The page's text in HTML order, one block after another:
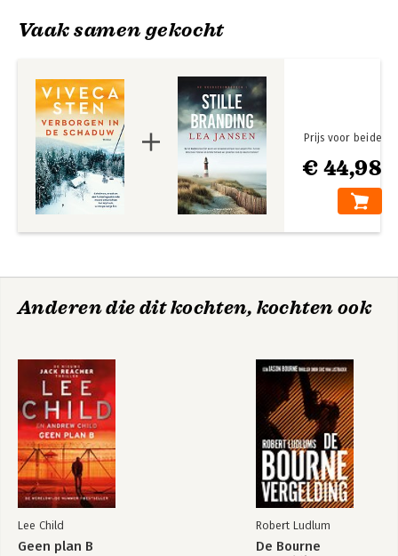
Vaak samen gekocht
€ 44,98
Prijs voor beide
Anderen die dit kochten, kochten ook
Lee Child
Geen plan B
Robert Ludlum
De Bourne